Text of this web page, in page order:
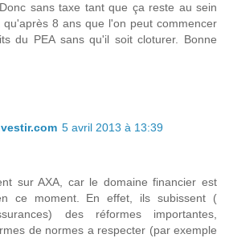
sans taxe tant que ça reste au sein
qu'après 8 ans que l'on peut commencer
du PEA sans qu'il soit cloturer. Bonne
5 avril 2013 à 13:39
sur AXA, car le domaine financier est
ce moment. En effet, ils subissent (
des réformes importantes,
de normes a respecter (par exemple